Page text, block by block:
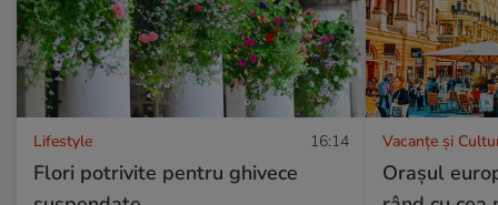
Lifestyle 16:14
Flori potrivite pentru ghivece
Vacanțe și
Orașul